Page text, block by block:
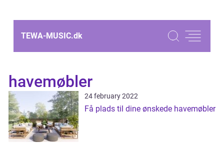
TEWA-MUSIC.dk
havemøbler
24 february 2022
Få plads til dine ønskede havemøbler